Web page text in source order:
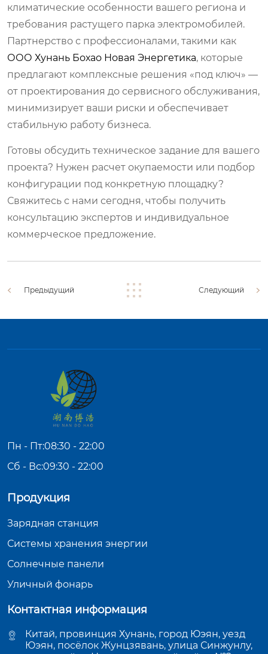
климатические особенности вашего региона и
требования растущего парка электромобилей.
Партнерство с профессионалами, такими как
ООО Хунань Бохао Новая Энергетика, которые
предлагают комплексные решения «под ключ» —
от проектирования до сервисного обслуживания,
минимизирует ваши риски и обеспечивает
стабильную работу бизнеса.
Готовы обсудить техническое задание для вашего
проекта? Нужен расчет окупаемости или подбор
конфигурации под конкретную площадку?
Свяжитесь с нами сегодня, чтобы получить
консультацию экспертов и индивидуальное
коммерческое предложение.
Предыдущий Следующий
Пн - Пт:08:30 - 22:00
Сб - Вс:09:30 - 22:00
Продукция
Зарядная станция
Системы хранения энергии
Солнечные панели
Уличный фонарь
Контактная информация
Китай, провинция Хунань, город Юэян, уезд
Юэян, посёлок Жунцзявань, улица Синжунлу,